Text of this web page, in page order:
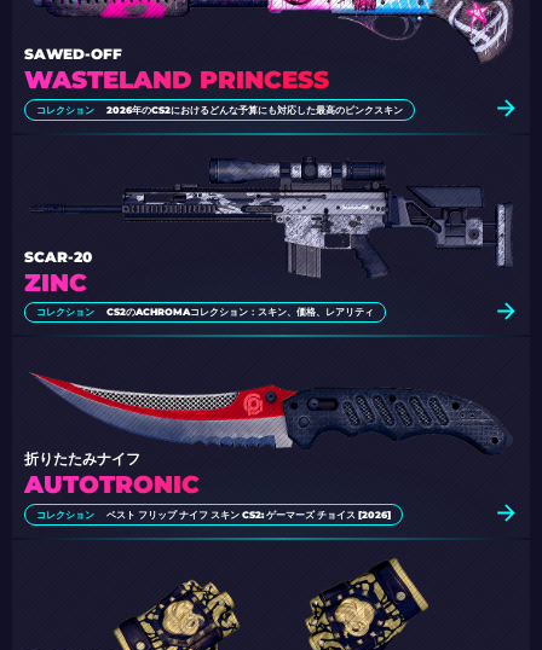
WASTELAND PRINCESS
SAWED-OFF
コレクション 2026年のCS2におけるどんな予算にも対応した最高のピンクスキン
ZINC
SCAR-20
コレクション CS2のACHROMAコレクション：スキン、価格、レアリティ
AUTOTRONIC
折りたたみナイフ
コレクション ベスト フリップ ナイフ スキン CS2: ゲーマーズ チョイス [2026]